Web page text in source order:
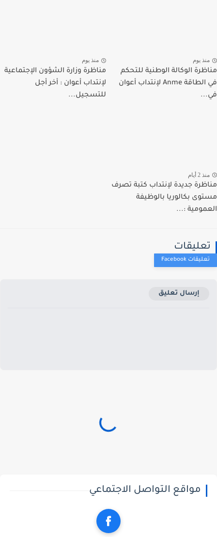
يوم
الوكالة الوطنية للتحكم
في الطاقة Anme لإنتداب أعوان
منذ يوم
مناظرة وزارة الشؤون الإجتماعية
لإنتداب أعوان : أخر أجل
للتسجيل...
2 أيام
جديدة لإنتداب كتبة تصرف
بكالوريا بالوظيفة
:...
إرسال تعليق
مواقع التواصل الاجتماعي